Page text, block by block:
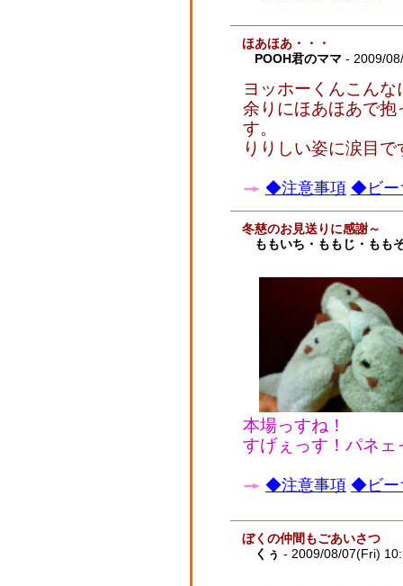
ほあほあ・・・
POOH君のママ - 2009/
ヨッホーくんこん
余りにほあほあで
す。
りりしい姿に涙目で
◆注意事項 ◆ビー
冬慈のお見送りに感謝～
ももいち・ももじ・もも
本場っすね！
すげぇっす！パネェ
◆注意事項 ◆ビー
ぼくの仲間もごあいさつ
くぅ - 2009/08/07(Fri)